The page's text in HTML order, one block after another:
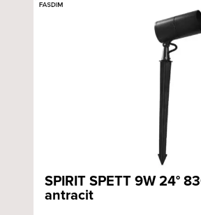
SPIRIT SPETT 9W 24°
antracit